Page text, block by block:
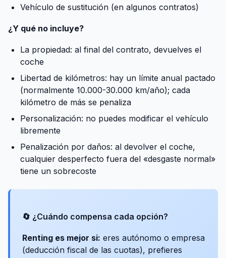
Vehículo de sustitución (en algunos contratos)
¿Y qué no incluye?
La propiedad: al final del contrato, devuelves el
coche
Libertad de kilómetros: hay un límite anual pactado
(normalmente 10.000-30.000 km/año); cada
kilómetro de más se penaliza
Personalización: no puedes modificar el vehículo
libremente
Penalización por daños: al devolver el coche,
cualquier desperfecto fuera del «desgaste normal»
tiene un sobrecoste
🔄 ¿Cuándo compensa cada opción?
Renting es mejor si: eres autónomo o empresa
(deducción fiscal de las cuotas), prefieres